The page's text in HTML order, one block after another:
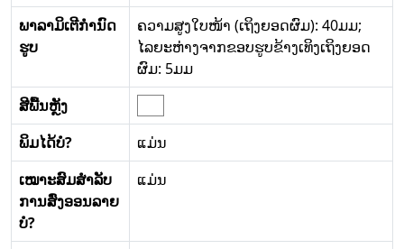
ພາລາມິເຕີກໍານົດ
ຮູບ
ຄວາມສູງໃບໜ້າ (ເຖິງຍອດຜົມ): 40ມມ;
ໄລຍະຫ່າງຈາກຂອບຮູບຂ້າງເທິງເຖິງຍອດ
ຜົມ: 5ມມ
ສີພື້ນຫຼັງ
ພິມໄດ້ບໍ?
ແມ່ນ
ເໝາະສົມສໍາລັບ
ການສົ່ງອອນລາຍ
ບໍ?
ແມ່ນ